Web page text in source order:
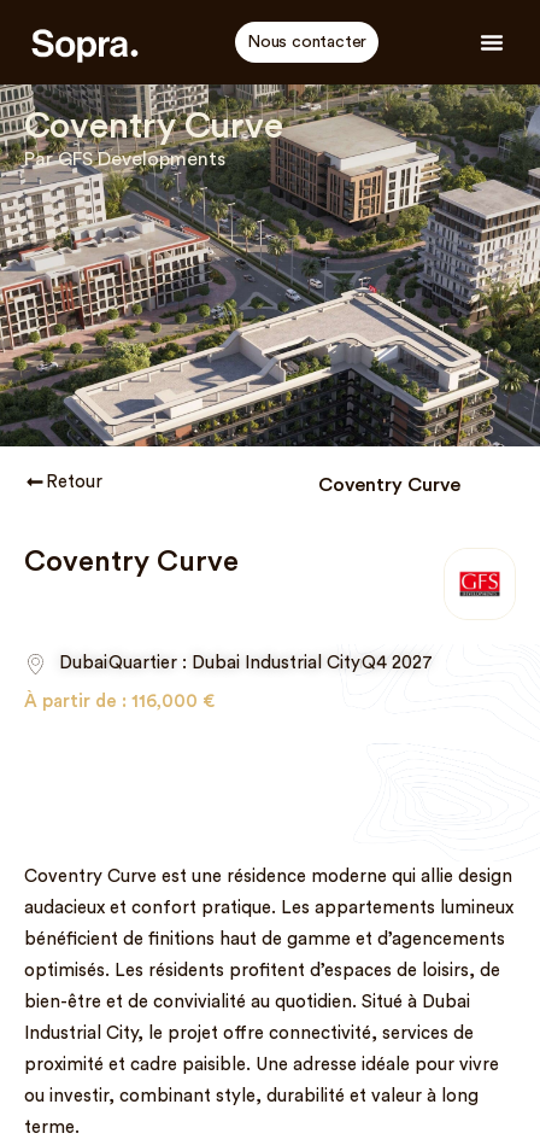
Nous contacter
Coventry Curve
Par GFS Developments
Retour Coventry Curve
Coventry Curve
DubaiQuartier : Dubai Industrial CityQ4 2027
À partir de : 116,000 €
Coventry Curve est une résidence moderne qui allie design
audacieux et confort pratique. Les appartements lumineux
bénéficient de finitions haut de gamme et d’agencements
optimisés. Les résidents profitent d’espaces de loisirs, de
bien-être et de convivialité au quotidien. Situé à Dubai
Industrial City, le projet offre connectivité, services de
proximité et cadre paisible. Une adresse idéale pour vivre
ou investir, combinant style, durabilité et valeur à long
terme.